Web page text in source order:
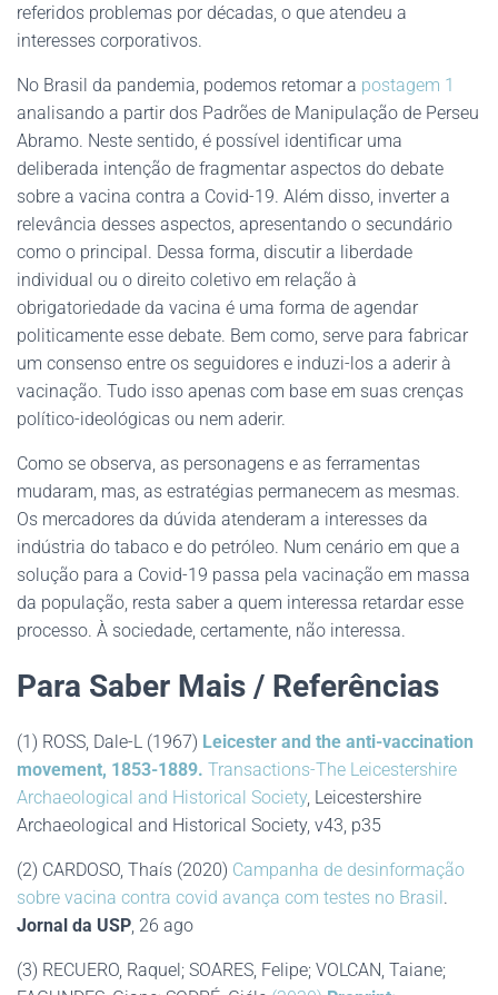
referidos problemas por décadas, o que atendeu a
interesses corporativos.
No Brasil da pandemia, podemos retomar a postagem 1
analisando a partir dos Padrões de Manipulação de Perseu
Abramo. Neste sentido, é possível identificar uma
deliberada intenção de fragmentar aspectos do debate
sobre a vacina contra a Covid-19. Além disso, inverter a
relevância desses aspectos, apresentando o secundário
como o principal. Dessa forma, discutir a liberdade
individual ou o direito coletivo em relação à
obrigatoriedade da vacina é uma forma de agendar
politicamente esse debate. Bem como, serve para fabricar
um consenso entre os seguidores e induzi-los a aderir à
vacinação. Tudo isso apenas com base em suas crenças
político-ideológicas ou nem aderir.
Como se observa, as personagens e as ferramentas
mudaram, mas, as estratégias permanecem as mesmas.
Os mercadores da dúvida atenderam a interesses da
indústria do tabaco e do petróleo. Num cenário em que a
solução para a Covid-19 passa pela vacinação em massa
da população, resta saber a quem interessa retardar esse
processo. À sociedade, certamente, não interessa.
Para Saber Mais / Referências
(1) ROSS, Dale-L (1967) Leicester and the anti-vaccination
movement, 1853-1889. Transactions-The Leicestershire
Archaeological and Historical Society, Leicestershire
Archaeological and Historical Society, v43, p35
(2) CARDOSO, Thaís (2020) Campanha de desinformação
sobre vacina contra covid avança com testes no Brasil.
Jornal da USP , 26 ago
(3) RECUERO, Raquel; SOARES, Felipe; VOLCAN, Taiane;